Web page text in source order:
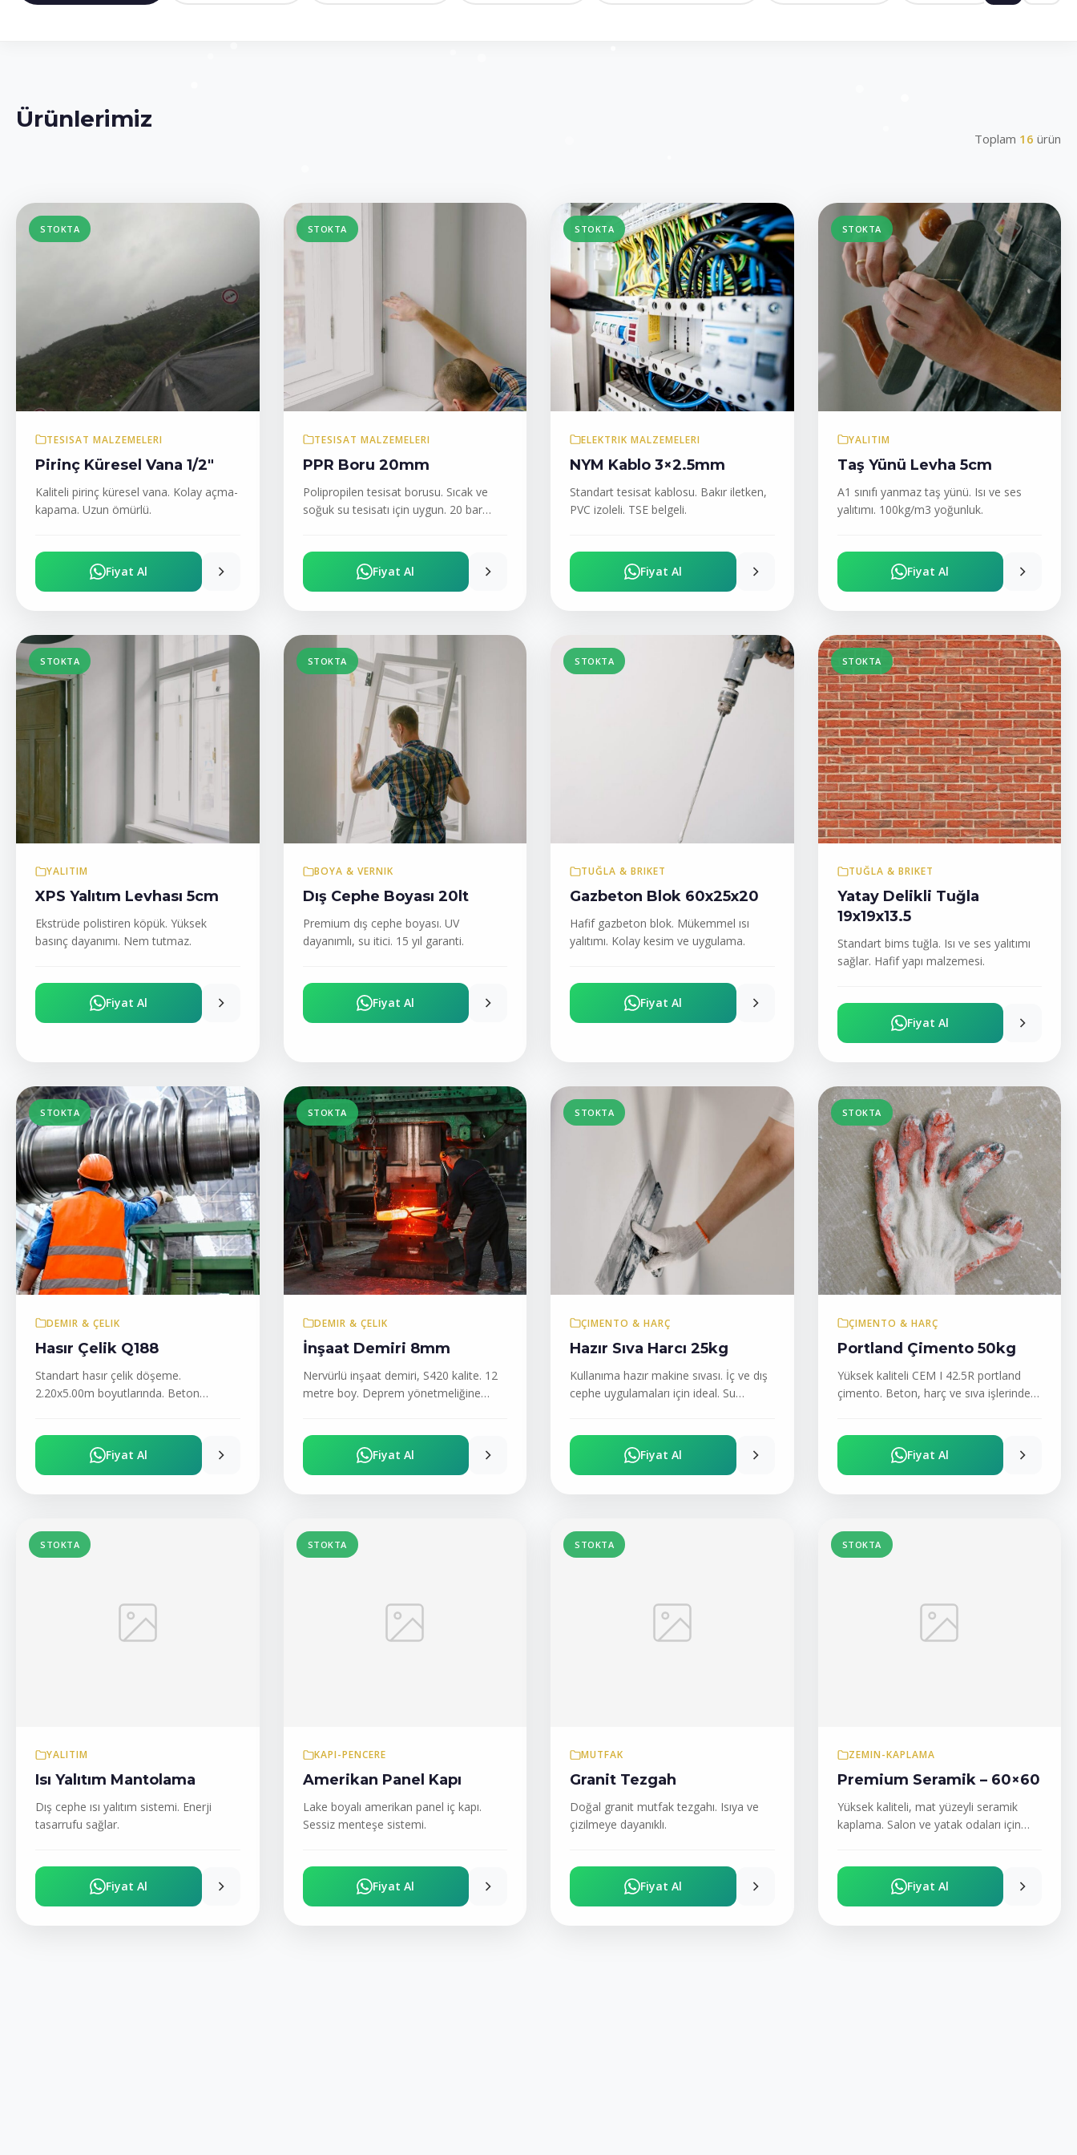
Ürünlerimiz
Toplam 16 ürün
STOKTA
TESISAT MALZEMELERI
Pirinç Küresel Vana 1/2″
Kaliteli pirinç küresel vana. Kolay açma-
kapama. Uzun ömürlü.
Fiyat Al
STOKTA
TESISAT MALZEMELERI
PPR Boru 20mm
Polipropilen tesisat borusu. Sıcak ve
soğuk su tesisatı için uygun. 20 bar
Fiyat Al
STOKTA
ELEKTRIK MALZEMELERI
NYM Kablo 3×2.5mm
Standart tesisat kablosu. Bakır iletken,
PVC izoleli. TSE belgeli.
Fiyat Al
STOKTA
YALITIM
Taş Yünü Levha 5cm
A1 sınıfı yanmaz taş yünü. Isı ve ses
yalıtımı. 100kg/m3 yoğunluk.
Fiyat Al
STOKTA
YALITIM
XPS Yalıtım Levhası 5cm
Ekstrüde polistiren köpük. Yüksek
basınç dayanımı. Nem tutmaz.
Fiyat Al
STOKTA
BOYA & VERNIK
Dış Cephe Boyası 20lt
Premium dış cephe boyası. UV
dayanımlı, su itici. 15 yıl garanti.
Fiyat Al
STOKTA
TUĞLA & BRIKET
Gazbeton Blok 60x25x20
Hafif gazbeton blok. Mükemmel ısı
yalıtımı. Kolay kesim ve uygulama.
Fiyat Al
STOKTA
TUĞLA & BRIKET
Yatay Delikli Tuğla
19x19x13.5
Standart bims tuğla. Isı ve ses yalıtımı
sağlar. Hafif yapı malzemesi.
Fiyat Al
STOKTA
DEMIR & ÇELIK
Hasır Çelik Q188
Standart hasır çelik döşeme.
2.20x5.00m boyutlarında. Beton
Fiyat Al
STOKTA
DEMIR & ÇELIK
İnşaat Demiri 8mm
Nervürlü inşaat demiri, S420 kalite. 12
metre boy. Deprem yönetmeliğine
Fiyat Al
STOKTA
ÇIMENTO & HARÇ
Hazır Sıva Harcı 25kg
Kullanıma hazır makine sıvası. İç ve dış
cephe uygulamaları için ideal. Su
Fiyat Al
STOKTA
ÇIMENTO & HARÇ
Portland Çimento 50kg
Yüksek kaliteli CEM I 42.5R portland
çimento. Beton, harç ve sıva işlerinde
Fiyat Al
STOKTA
YALITIM
Isı Yalıtım Mantolama
Dış cephe ısı yalıtım sistemi. Enerji
tasarrufu sağlar.
Fiyat Al
STOKTA
KAPI-PENCERE
Amerikan Panel Kapı
Lake boyalı amerikan panel iç kapı.
Sessiz menteşe sistemi.
Fiyat Al
STOKTA
MUTFAK
Granit Tezgah
Doğal granit mutfak tezgahı. Isıya ve
çizilmeye dayanıklı.
Fiyat Al
STOKTA
ZEMIN-KAPLAMA
Premium Seramik – 60×60
Yüksek kaliteli, mat yüzeyli seramik
kaplama. Salon ve yatak odaları için
Fiyat Al